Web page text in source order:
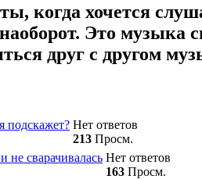
когда хочется
Это музыка
друг с другом
подскажет? Нет ответов
213 Просм.
не сварачивалась Нет ответов
163 Просм.